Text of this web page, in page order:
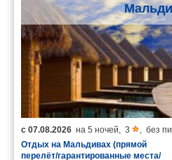
с 07.08.2026 на 5 ночей 3
без
Отдых на Мальдивах (прямой
перелёт/гарантированные места/